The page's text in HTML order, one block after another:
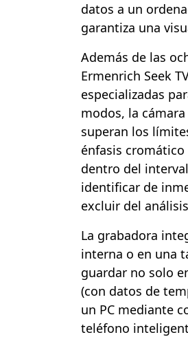
datos a un
garantiza una
Además de las
Ermenrich Seek
especializadas
modos, la
superan los
énfasis cromático
dentro del
identificar de
excluir del
La grabadora
interna o en una
guardar no solo
(con datos de
un PC mediante
teléfono